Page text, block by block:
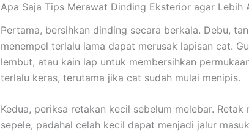
Apa Saja Tips Merawat Dinding Eksterior agar Lebih
Pertama, bersihkan dinding secara berkala. Debu,
menempel terlalu lama dapat merusak lapisan cat.
lembut, atau kain lap untuk membersihkan
terlalu keras, terutama jika cat sudah mulai menipis.
Kedua, periksa retakan kecil sebelum melebar.
sepele, padahal celah kecil dapat menjadi jalur